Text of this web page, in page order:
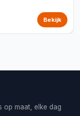
Bekijk
op maat, elke dag